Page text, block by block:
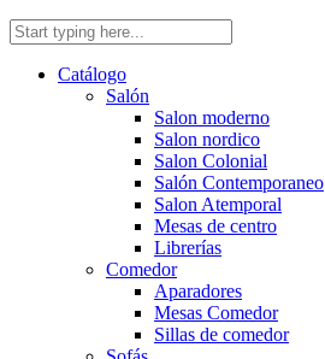
Catálogo
Salón
Salon moderno
Salon nordico
Salon Colonial
Salón Contemporaneo
Salon Atemporal
Mesas de centro
Librerías
Comedor
Aparadores
Mesas Comedor
Sillas de comedor